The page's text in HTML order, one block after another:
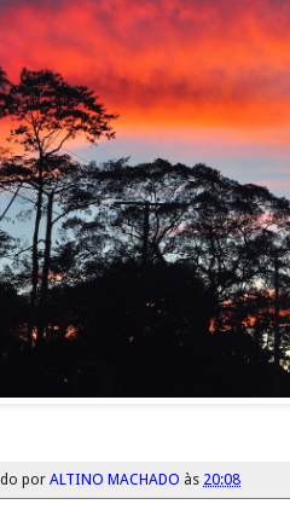
porALTINO MACHADO às 20:08